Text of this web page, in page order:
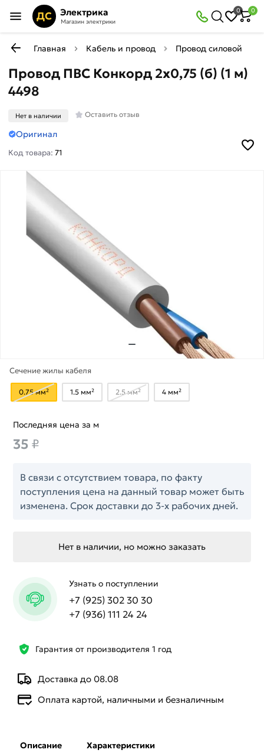
ДС Электрика
Магазин электрики
0 0
Главная Кабель и провод Провод силовой
Провод ПВС Конкорд 2x0,75 (б) (1 м)
4498
Нет в наличии Оставить отзыв
Оригинал
Код товара:71
Сечение жилы кабеля
0.75 мм² 1.5 мм² 2.5 мм² 4 мм²
Гарантия от производителя 1 год
Доставка до 08.08
Оплата картой, наличными и безналичным
Последняя цена за м
35 ₽
В связи с отсутствием товара, по факту
поступления цена на данный товар может быть
изменена. Срок доставки до 3-х рабочих дней.
Нет в наличии, но можно заказать
Узнать о поступлении
+7 (925) 302 30 30
+7 (936) 111 24 24
Описание Характеристики